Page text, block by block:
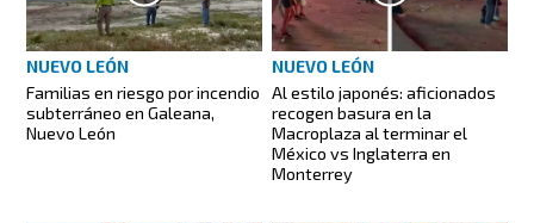
NUEVO LEÓN
Familias en riesgo por incendio
subterráneo en Galeana,
Nuevo León
NUEVO LEÓN
Al estilo japonés: aficionados
recogen basura en la
Macroplaza al terminar el
México vs Inglaterra en
Monterrey